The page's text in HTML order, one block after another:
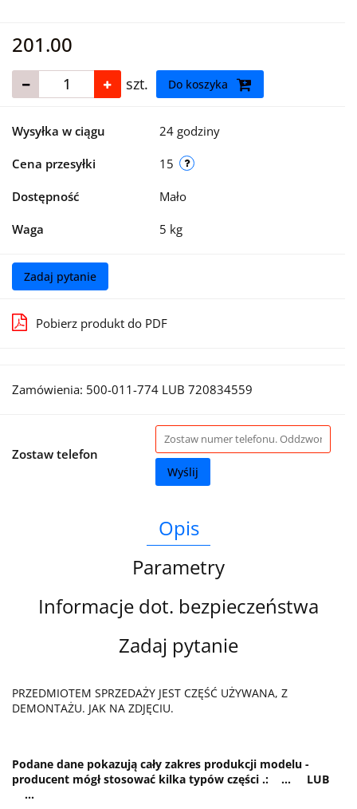
201.00
szt. Do koszyka
Wysyłka w ciągu 24 godziny
Cena przesyłki 15
Dostępność Mało
Waga 5 kg
Zadaj pytanie
Pobierz produkt do PDF
Zamówienia: 500-011-774 LUB 720834559
Zostaw telefon
Wyślij
Opis
Parametry
Informacje dot. bezpieczeństwa
Zadaj pytanie
PRZEDMIOTEM SPRZEDAŻY JEST CZĘŚĆ UŻYWANA, Z
DEMONTAŻU. JAK NA ZDJĘCIU.
Podane dane pokazują cały zakres produkcji modelu -
producent mógł stosować kilka typów części .: ... LUB
...